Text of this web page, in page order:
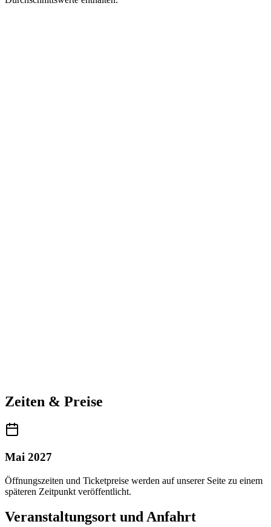
Zeiten & Preise
Mai 2027
Öffnungszeiten und Ticketpreise werden auf unserer Seite zu einem
späteren Zeitpunkt veröffentlicht.
Veranstaltungsort und Anfahrt